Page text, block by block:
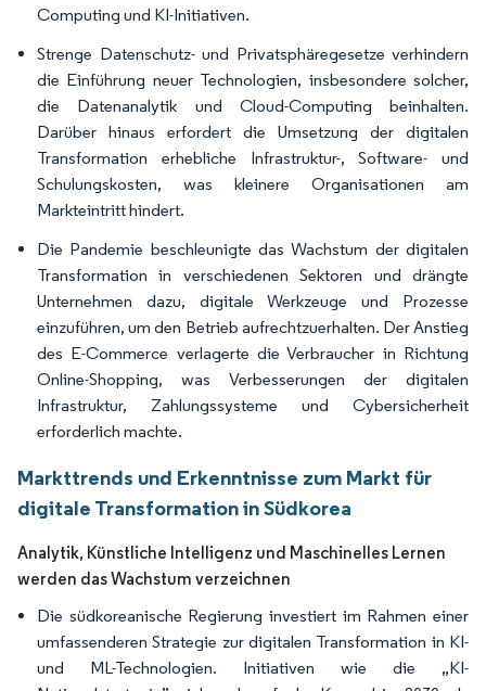
Computing und KI-Initiativen.
Strenge Datenschutz- und Privatsphäregesetze verhindern
die Einführung neuer Technologien, insbesondere solcher,
die Datenanalytik und Cloud-Computing beinhalten.
Darüber hinaus erfordert die Umsetzung der digitalen
Transformation erhebliche Infrastruktur-, Software- und
Schulungskosten, was kleinere Organisationen am
Markteintritt hindert.
Die Pandemie beschleunigte das Wachstum der digitalen
Transformation in verschiedenen Sektoren und drängte
Unternehmen dazu, digitale Werkzeuge und Prozesse
einzuführen, um den Betrieb aufrechtzuerhalten. Der Anstieg
des E-Commerce verlagerte die Verbraucher in Richtung
Online-Shopping, was Verbesserungen der digitalen
Infrastruktur, Zahlungssysteme und Cybersicherheit
erforderlich machte.
Markttrends und Erkenntnisse zum Markt für
digitale Transformation in Südkorea
Analytik, Künstliche Intelligenz und Maschinelles Lernen
werden das Wachstum verzeichnen
Die südkoreanische Regierung investiert im Rahmen einer
umfassenderen Strategie zur digitalen Transformation in KI-
und ML-Technologien. Initiativen wie die „KI-